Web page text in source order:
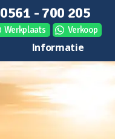
0561 - 700 205
Werkplaats Verkoop
Informatie